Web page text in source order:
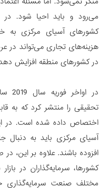
کشورهای آسیای مرکزی به
در کشورهای منطقه افزایش
در
تحقیقی را منتشر کرد که به
اختصاص داده شده است. در
آسیای مرکزی باید به دنبال
افزوده باشند. علاوه بر این،
کشورها، سرمایه‌گذاران در
مختلف صنعت سرمایه‌گذاری